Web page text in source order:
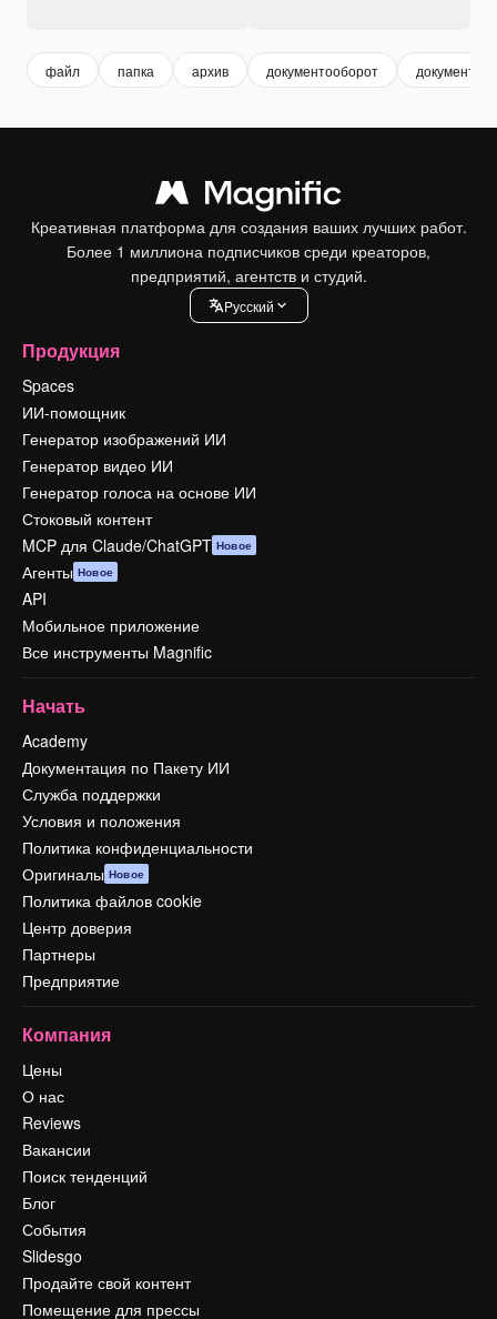
файл папка архив документооборот документы
Креативная платформа для создания ваших лучших работ.
Более 1 миллиона подписчиков среди креаторов,
предприятий, агентств и студий.
Pусский
Продукция
Spaces
ИИ-помощник
Генератор изображений ИИ
Генератор видео ИИ
Генератор голоса на основе ИИ
Стоковый контент
MCP для Claude/ChatGPT Новое
Агенты Новое
API
Мобильное приложение
Все инструменты Magnific
Начать
Academy
Документация по Пакету ИИ
Служба поддержки
Условия и положения
Политика конфиденциальности
Оригиналы Новое
Политика файлов cookie
Центр доверия
Партнеры
Предприятие
Компания
Цены
О нас
Reviews
Вакансии
Поиск тенденций
Блог
События
Slidesgo
Продайте свой контент
Помещение для прессы